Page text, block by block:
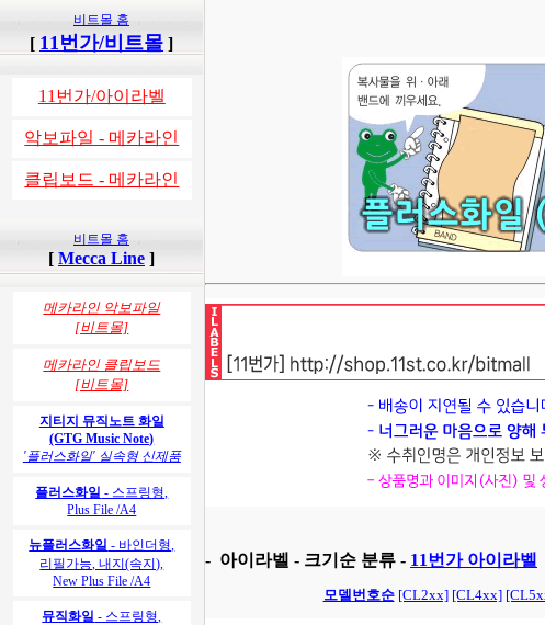
비트몰 홈
[ 11번가/비트몰 ]
11번가/아이라벨
악보파일 - 메카라인
클립보드 - 메카라인
비트몰 홈
[ Mecca Line ]
메카라인 악보파일
[비트몰]
메카라인 클립보드
[비트몰]
지티지 뮤직노트 화일
(GTG Music Note)
'플러스화일' 실속형 신제품
플러스화일 - 스프링형,
Plus File /A4
뉴플러스화일 - 바인더형,
리필가능, 내지(속지),
New Plus File /A4
뮤직화일 - 스프링형,
- 아이라벨 - 크기순 분류 - 11번가 아이라벨
모델번호순 [CL2xx] [CL4xx]